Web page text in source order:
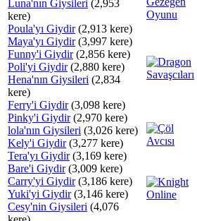
Luna'nın Giysileri (2,953
kere)
Poula'yı Giydir(2,913 kere)
Maya'yı Giydir(3,997 kere)
Funny'i Giydir(2,856 kere)
Poli'yi Giydir(2,880 kere)
Hena'nın Giysileri (2,834
kere)
Ferry'i Giydir(3,098 kere)
Pinky'i Giydir(2,970 kere)
lola'nın Giysileri (3,026 kere)
Kely'i Giydir(3,277 kere)
Tera'yı Giydir(3,169 kere)
Bare'i Giydir(3,009 kere)
Carry'yi Giydir(3,186 kere)
Yuki'yi Giydir(3,146 kere)
Cesy'nin Giysileri (4,076